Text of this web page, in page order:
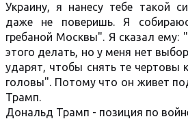
Украину, я нанесу тебе такой
даже не поверишь. Я
гребаной Москвы". Я сказал ему:
этого делать, но у меня нет
ударят, чтобы снять те чертовы
головы". Потому что он живет
Трамп.
Дональд Трамп - позиция по